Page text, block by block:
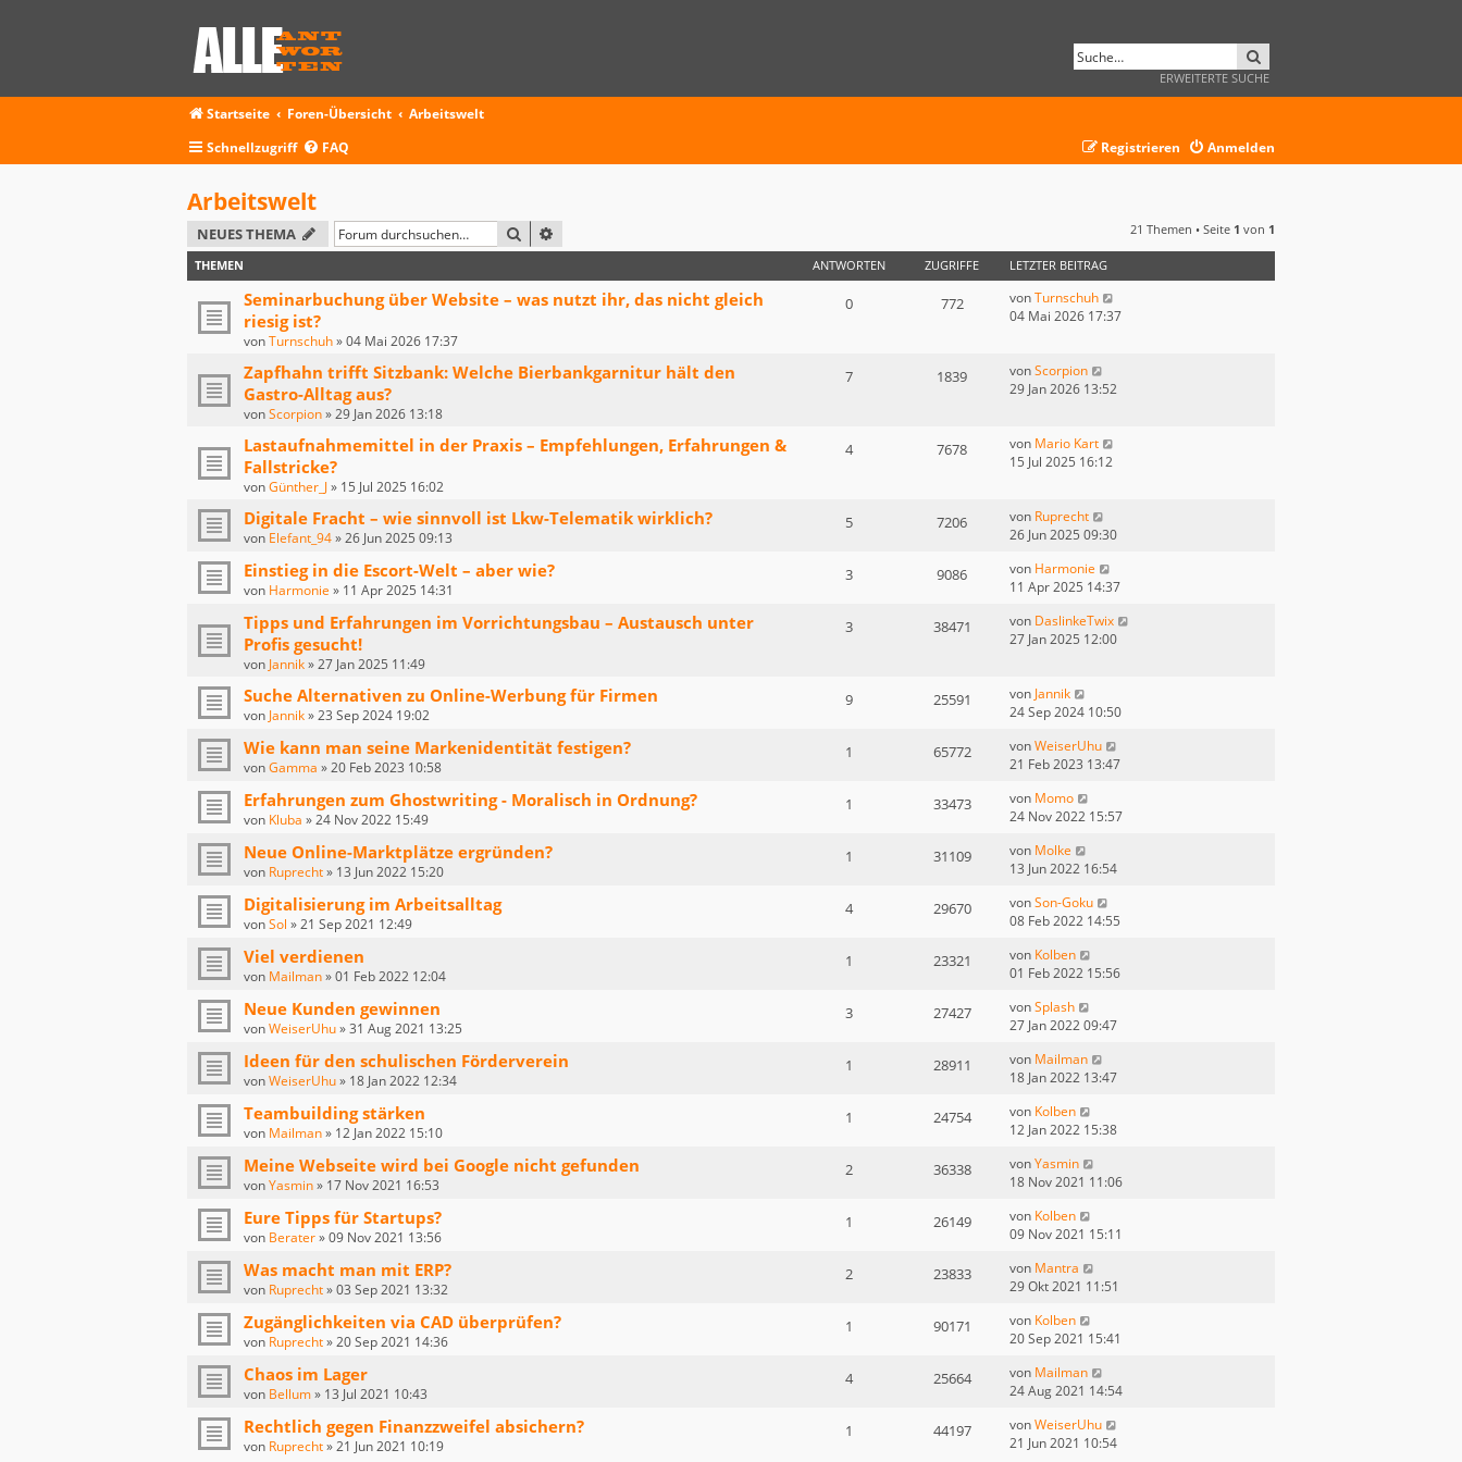
ERWEITERTE SUCHE
Startseite Foren-Übersicht
Arbeitswelt
Schnellzugriff
FAQ Anmelden
Registrieren
Arbeitswelt
NEUES THEMA SUCHE 21 Themen • Seite 1 von 1
THEMEN ANTWORTEN ZUGRIFFE LETZTER BEITRAG
Seminarbuchung über Website – was nutzt ihr, das nicht gleich
riesig ist?
vonTurnschuh»04 Mai 2026 17:37
0 772 vonTurnschuh
04 Mai 2026 17:37
Zapfhahn trifft Sitzbank: Welche Bierbankgarnitur hält den
Gastro-Alltag aus?
vonScorpion»29 Jan 2026 13:18
7 1839 vonScorpion
29 Jan 2026 13:52
Lastaufnahmemittel in der Praxis – Empfehlungen, Erfahrungen &
Fallstricke?
vonGünther_J» 15 Jul 2025 16:02
4 7678 von Mario Kart
15 Jul 2025 16:12
Digitale Fracht – wie sinnvoll ist Lkw-Telematik wirklich?
von Elefant_94»26 Jun 2025 09:13
5 7206 von Ruprecht
26 Jun 2025 09:30
Einstieg in die Escort-Welt – aber wie?
von Harmonie » 11 Apr 2025 14:31
3 9086 von Harmonie
11 Apr 2025 14:37
Tipps und Erfahrungen im Vorrichtungsbau – Austausch unter
Profis gesucht!
von Jannik»27 Jan 2025 11:49
3 38471 von DaslinkeTwix
27 Jan 2025 12:00
Suche Alternativen zu Online-Werbung für Firmen
von Jannik»23 Sep 2024 19:02
9 25591 von Jannik
24 Sep 2024 10:50
Wie kann man seine Markenidentität festigen?
vonGamma »20 Feb 2023 10:58
1 65772 vonWeiserUhu
21 Feb 2023 13:47
Erfahrungen zum Ghostwriting - Moralisch in Ordnung?
von Kluba »24 Nov 2022 15:49
1 33473 von Momo
24 Nov 2022 15:57
Neue Online-Marktplätze ergründen?
von Ruprecht» 13 Jun 2022 15:20
1 31109 von Molke
13 Jun 2022 16:54
Digitalisierung im Arbeitsalltag
vonSol »21 Sep 2021 12:49
4 29670 vonSon-Goku
08 Feb 2022 14:55
Viel verdienen
von Mailman»01 Feb 2022 12:04
1 23321 von Kolben
01 Feb 2022 15:56
Neue Kunden gewinnen
vonWeiserUhu»31 Aug 2021 13:25
3 27427 vonSplash
27 Jan 2022 09:47
Ideen für den schulischen Förderverein
vonWeiserUhu» 18 Jan 2022 12:34
1 28911 von Mailman
18 Jan 2022 13:47
Teambuilding stärken
von Mailman» 12 Jan 2022 15:10
1 24754 von Kolben
12 Jan 2022 15:38
Meine Webseite wird bei Google nicht gefunden
vonYasmin» 17 Nov 2021 16:53
2 36338 vonYasmin
18 Nov 2021 11:06
Eure Tipps für Startups?
von Berater»09 Nov 2021 13:56
1 26149 von Kolben
09 Nov 2021 15:11
Was macht man mit ERP?
von Ruprecht»03 Sep 2021 13:32
2 23833 von Mantra
29 Okt 2021 11:51
Zugänglichkeiten via CAD überprüfen?
von Ruprecht»20 Sep 2021 14:36
1 90171 von Kolben
20 Sep 2021 15:41
Chaos im Lager
von Bellum» 13 Jul 2021 10:43
4 25664 von Mailman
24 Aug 2021 14:54
Rechtlich gegen Finanzzweifel absichern?
von Ruprecht»21 Jun 2021 10:19
1 44197 vonWeiserUhu
21 Jun 2021 10:54